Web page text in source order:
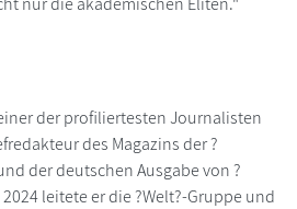
der profiliertesten Journalisten
des Magazins der ?
der deutschen Ausgabe von ?
leitete er die ?Welt?-Gruppe und